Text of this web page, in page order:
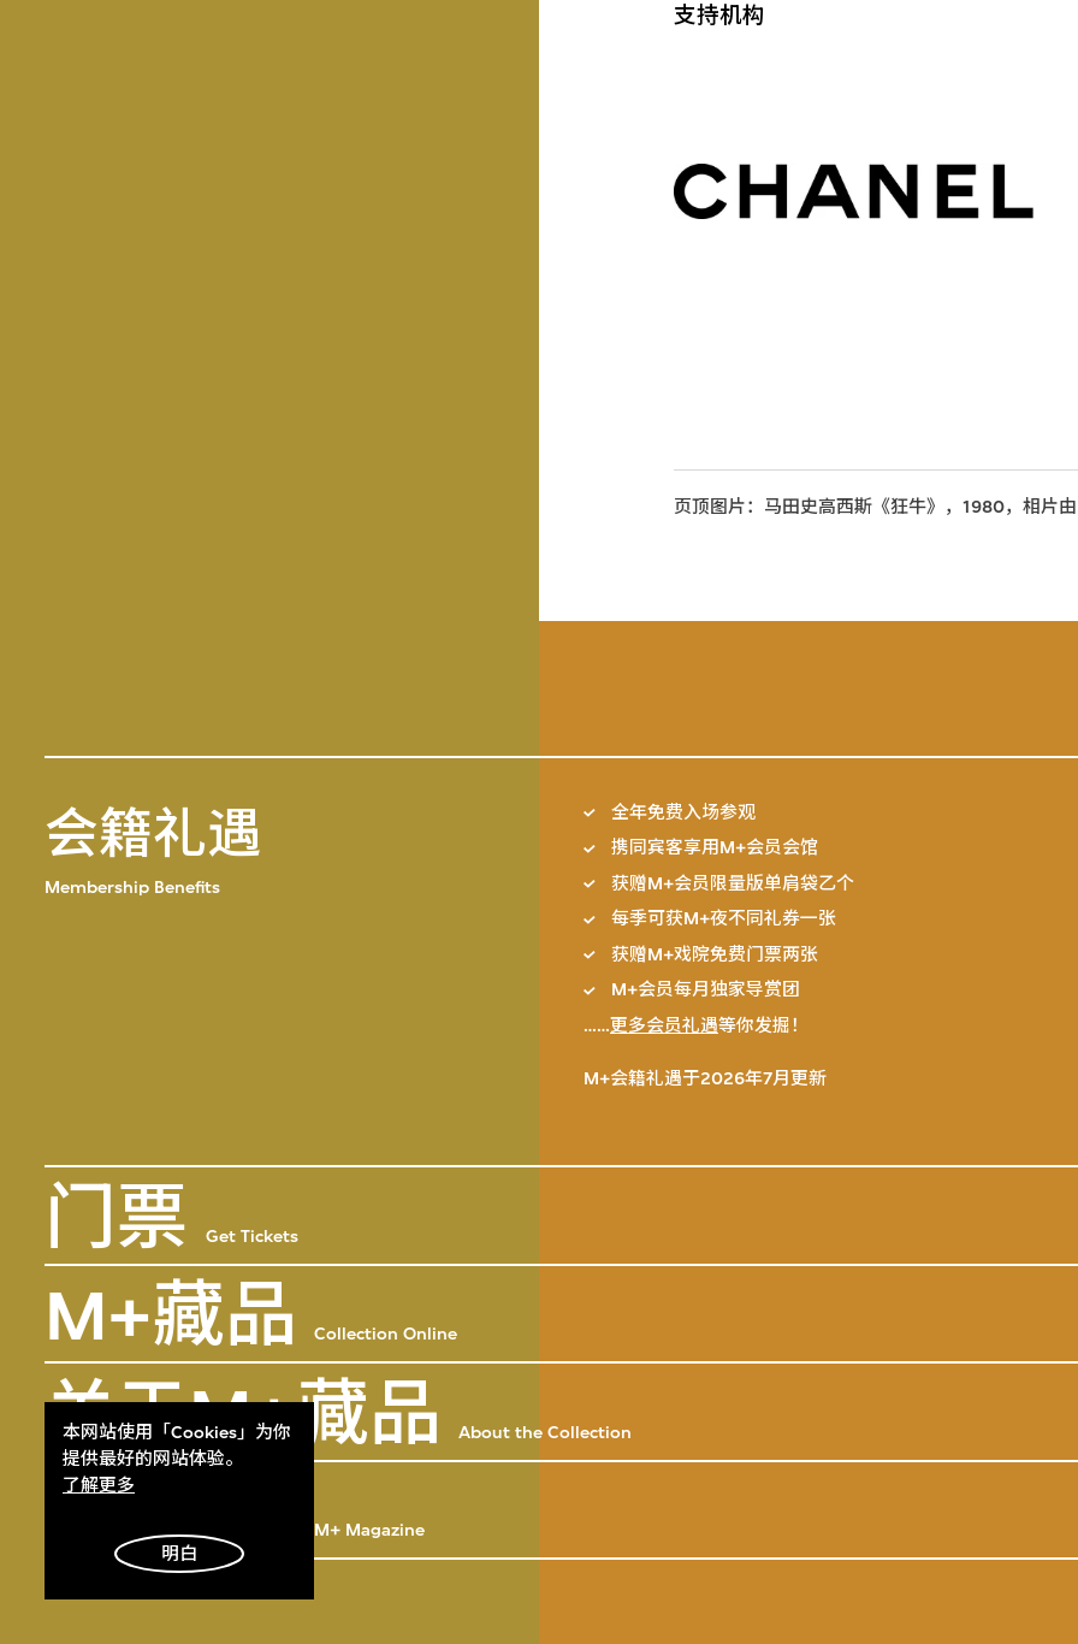
本网站使用「Cookies」为你
提供最好的网站体验。
了解更多
明白
支持机构
页顶图片：马田史高西斯《狂牛》，1980，相片
会籍礼遇
Membership Benefits
全年免费入场参观
携同宾客享用M+会员会馆
获赠M+会员限量版单肩袋乙个
每季可获M+夜不同礼券一张
获赠M+戏院免费门票两张
M+会员每月独家导赏团
……更多会员礼遇等你发掘！
M+会籍礼遇于2026年7月更新
门票 Get Tickets
M+藏品 Collection Online
关于M+藏品 About the Collection
M+杂志 M+ Magazine